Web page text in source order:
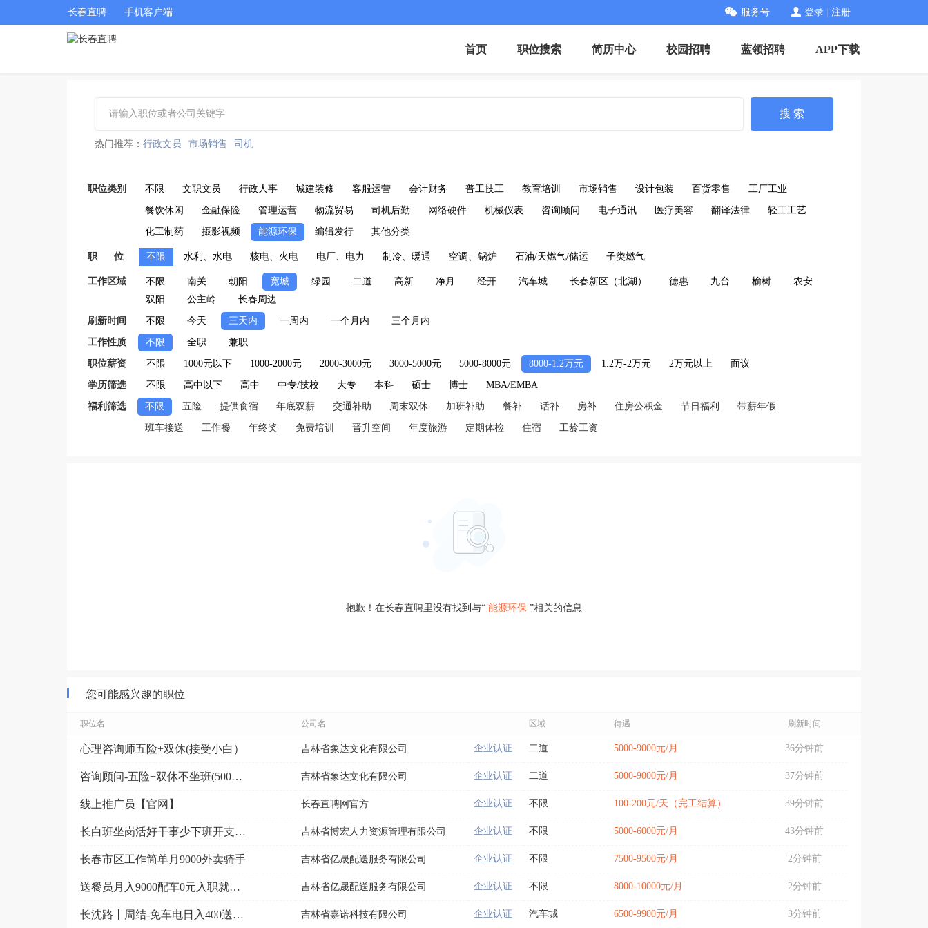
长春直聘 手机客户端 服务号 登录 注册
首页 职位搜索 简历中心 校园招聘 蓝领招聘 APP下载
搜 索
热门推荐： 行政文员 市场销售 司机
职位类别 不限 文职文员 行政人事 城建装修 客服运营 会计财务 普工技工 教育培训 市场销售 设计包装 百货零售 工厂工业
餐饮休闲 金融保险 管理运营 物流贸易 司机后勤 网络硬件 机械仪表 咨询顾问 电子通讯 医疗美容 翻译法律 轻工工艺
化工制药 摄影视频 能源环保 编辑发行 其他分类
职 位 不限 水利、水电 核电、火电 电厂、电力 制冷、暖通 空调、锅炉 石油/天燃气/储运 子类燃气
工作区域 不限 南关 朝阳 宽城 绿园 二道 高新 净月 经开 汽车城 长春新区（北湖） 德惠 九台 榆树
农安
双阳
公主岭 长春周边
刷新时间 不限 今天 三天内 一周内 一个月内 三个月内
工作性质 不限 全职 兼职
职位薪资 不限 1000元以下 1000-2000元 2000-3000元 3000-5000元 5000-8000元 8000-1.2万元 1.2万-2万元 2万元以上 面议
学历筛选 不限 高中以下 高中 中专/技校 大专 本科 硕士 博士 MBA/EMBA
福利筛选 不限 五险 提供食宿 年底双薪 交通补助 周末双休 加班补助 餐补 话补 房补 住房公积金 节日福利 带薪年假
班车接送 工作餐 年终奖 免费培训 晋升空间 年度旅游 定期体检 住宿 工龄工资
抱歉！在长春直聘里没有找到与“ 能源环保 ”相关的信息
您可能感兴趣的职位
职位名 公司名 区域 待遇 刷新时间
心理咨询师五险+双休(接受小白） 吉林省象达文化有限公司 企业认证 二道 5000-9000元/月 36分钟前
咨询顾问-五险+双休不坐班(5000-9000元） 吉林省象达文化有限公司 企业认证 二道 5000-9000元/月 37分钟前
线上推广员【官网】 长春直聘网官方 企业认证 不限 100-200元/天（完工结算） 39分钟前
长白班坐岗活好干事少下班开支172.5/天供吃供住 吉林省博宏人力资源管理有限公司 企业认证 不限 5000-6000元/月 43分钟前
长春市区工作简单月9000外卖骑手 吉林省亿晟配送服务有限公司 企业认证 不限 7500-9500元/月 2分钟前
送餐员月入9000配车0元入职就近分配 吉林省亿晟配送服务有限公司 企业认证 不限 8000-10000元/月 2分钟前
长沈路丨周结-免车电日入400送餐员 吉林省嘉诺科技有限公司 企业认证 汽车城 6500-9900元/月 3分钟前